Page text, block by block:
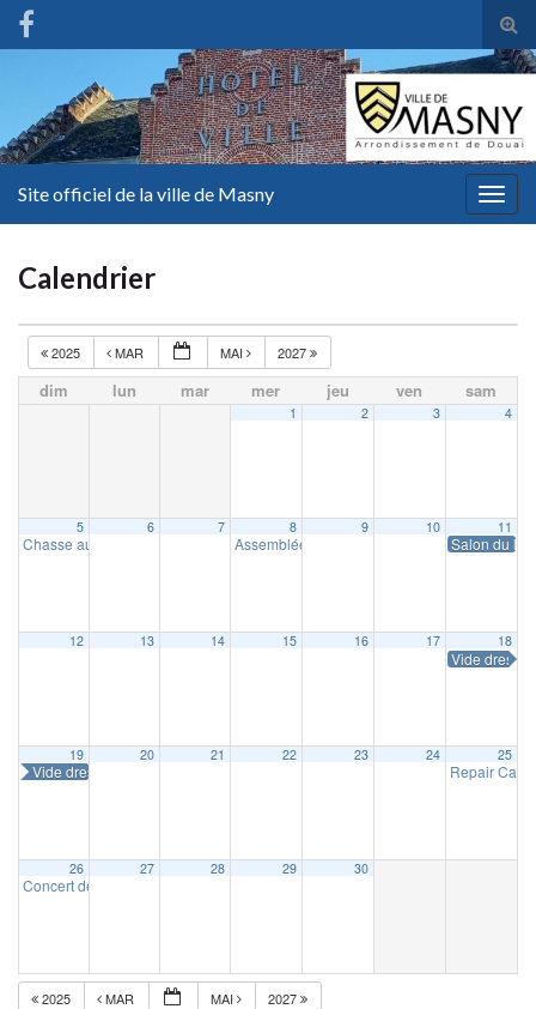
Site officiel de la ville de Masny
Calendrier
2025 MAR MAI 2027
dim lun mar mer jeu ven sam
1 2 3 4
5
Chasse aux œufs
6 7 8
Assemblée générale de Masnystoria14 h 30
9 10 11
Salon du
12 13 14 15 16 17 18
Vide
19
Vide dressing
20 21 22 23 24 25
Repair Café
26
Concert de la Concorde
27 28 29 30
2025 MAR MAI 2027